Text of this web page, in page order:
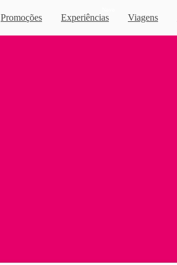
Promoções Experiências Viagens